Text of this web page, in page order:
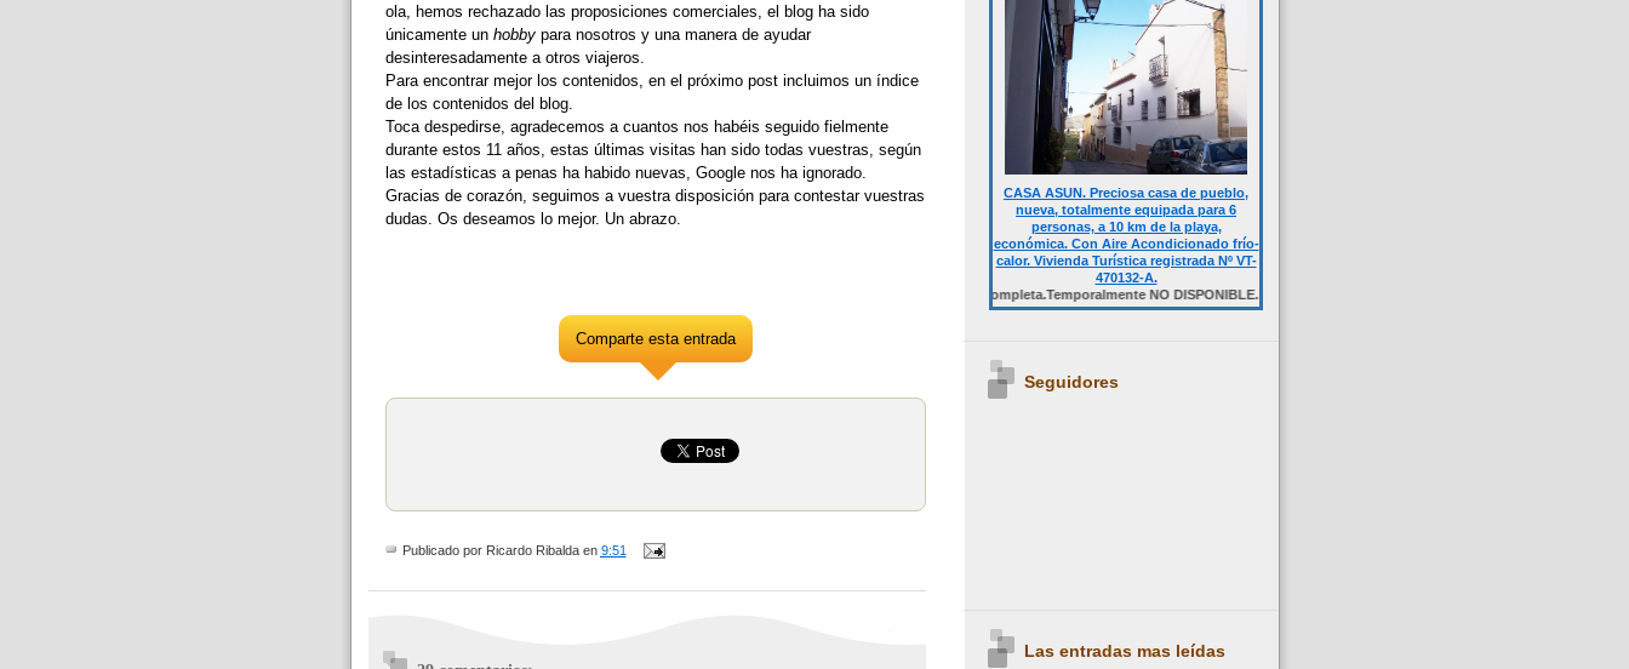
ola, hemos rechazado las proposiciones comerciales, el blog ha sido
únicamente un hobbypara nosotros y una manera de ayudar
desinteresadamente a otros viajeros.
Para encontrar mejor los contenidos, en el próximo post incluimos un índice
de los contenidos del blog.
Toca despedirse, agradecemos a cuantos nos habéis seguido fielmente
durante estos 11 años, estas últimas visitas han sido todas vuestras, según
las estadísticas a penas ha habido nuevas, Google nos ha ignorado.
Gracias de corazón, seguimos a vuestra disposición para contestar vuestras
dudas. Os deseamos lo mejor. Un abrazo.
Comparte esta entrada
Publicado por Ricardo Ribalda en 9:51
CASA ASUN. Preciosa casa de pueblo,
nueva, totalmente equipada para 6
personas, a 10 km de la playa,
económica. Con Aire Acondicionado frío-
calor. Vivienda Turística registrada Nº VT-
470132-A.
Desde 700 € quincena casa completa.Temporalmente NO DISPONIBLE. Haga click sobre la foto.
Seguidores
Las entradas mas leídas